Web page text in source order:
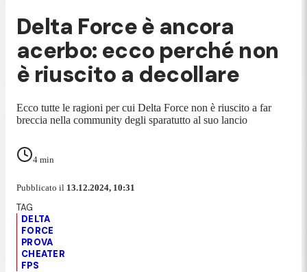
Delta Force è ancora
acerbo: ecco perché non
è riuscito a decollare
Ecco tutte le ragioni per cui Delta Force non è riuscito a far
breccia nella community degli sparatutto al suo lancio
4 min
Pubblicato il 13.12.2024, 10:31
DELTA
FORCE
PROVA
CHEATER
FPS